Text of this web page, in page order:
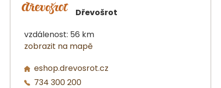
Dřevošrot
vzdálenost: 56 km
zobrazit na mapě
eshop.drevosrot.cz
734 300 200